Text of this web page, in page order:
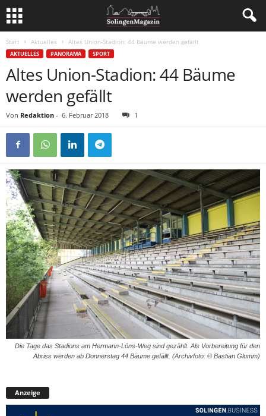
Start Aktuelles Altes Union-Stadion: 44 Bäume werden gefällt
AKTUELLES PANORAMA SPORT
Altes Union-Stadion: 44 Bäume
werden gefällt
Von Redaktion - 6. Februar 2018 1
Die Tage das Stadions am Hermann-Löns-Weg sind gezählt. Als Vorbereitung für den
Abriss werden ab Donnerstag 44 Bäume gefällt. (Archivfoto: © Bastian Glumm)
Anzeige